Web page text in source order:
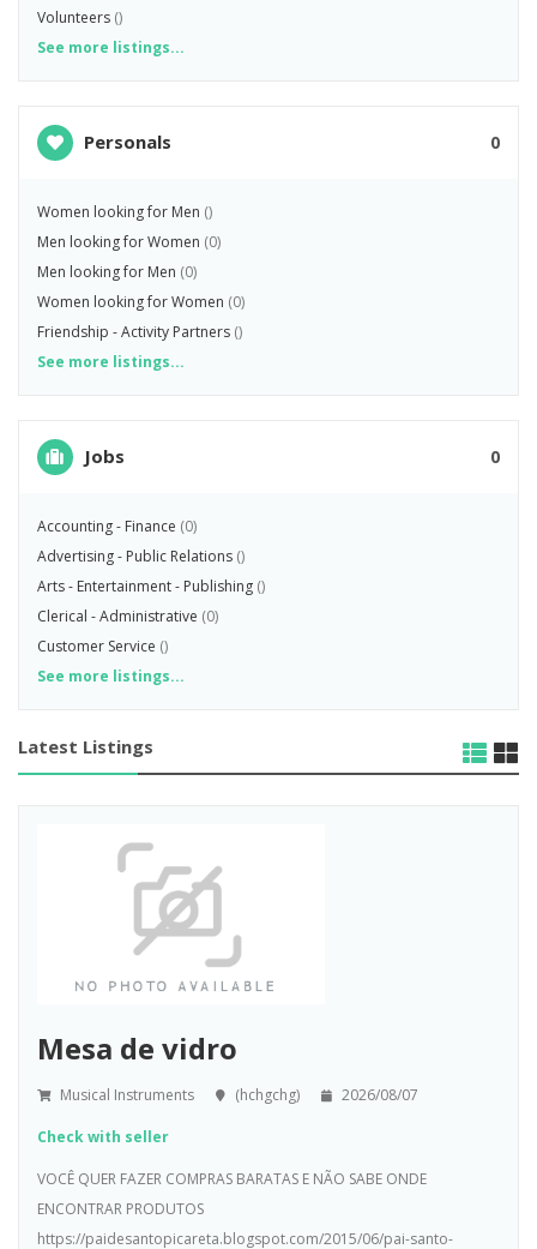
Volunteers ()
See more listings...
Personals 0
Women looking for Men ()
Men looking for Women (0)
Men looking for Men (0)
Women looking for Women (0)
Friendship - Activity Partners ()
See more listings...
Jobs 0
Accounting - Finance (0)
Advertising - Public Relations ()
Arts - Entertainment - Publishing ()
Clerical - Administrative (0)
Customer Service ()
See more listings...
Latest Listings
Mesa de vidro
Musical Instruments (hchgchg) 2026/08/07
Check with seller
VOCÊ QUER FAZER COMPRAS BARATAS E NÃO SABE ONDE
ENCONTRAR PRODUTOS
https://paidesantopicareta.blogspot.com/2015/06/pai-santo-